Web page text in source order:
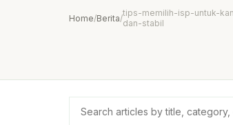
Home/Berita/tips-memilih-isp-untuk-
dan-stabil